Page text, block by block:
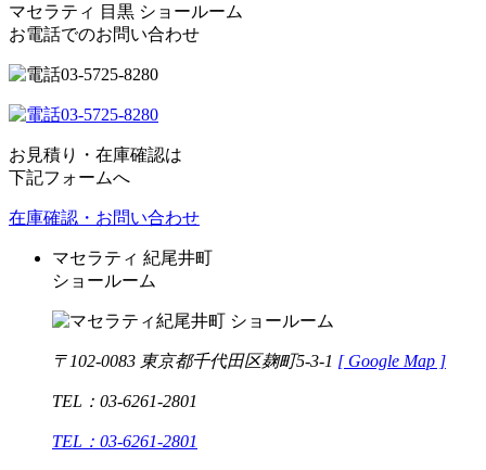
マセラティ 目黒 ショールーム
お電話でのお問い合わせ
03-5725-8280
03-5725-8280
お見積り・在庫確認は
下記フォームへ
在庫確認・お問い合わせ
マセラティ 紀尾井町
ショールーム
〒102-0083 東京都千代田区麹町5-3-1 [ Google Map ]
TEL：03-6261-2801
TEL：03-6261-2801